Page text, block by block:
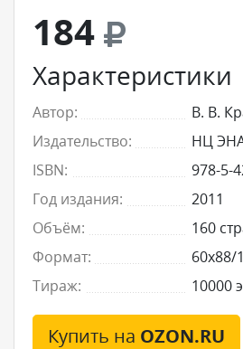
184
Характеристики
Автор:
В. В.
Издательство:
НЦ
ISBN:
978-5-
Год издания:
2011
Объём:
160
Формат:
60x88/
Тираж:
10000
Купить на OZON.RU